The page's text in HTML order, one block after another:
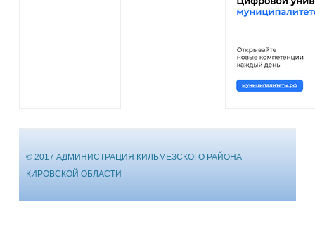
© 2017 АДМИНИСТРАЦИЯ КИЛЬМЕЗСКОГО РАЙОНА
КИРОВСКОЙ ОБЛАСТИ